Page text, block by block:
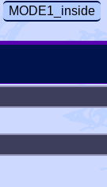
MODE1_inside